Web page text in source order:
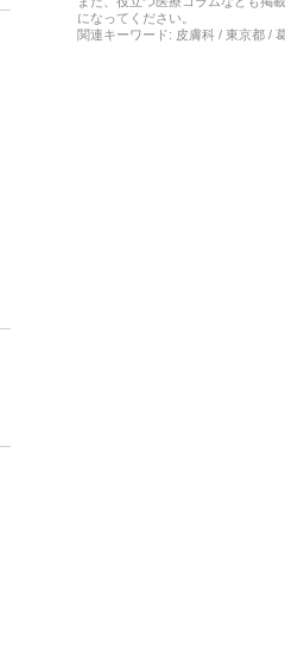
になってください。
関連キーワード: 皮膚科 / 東京都 /